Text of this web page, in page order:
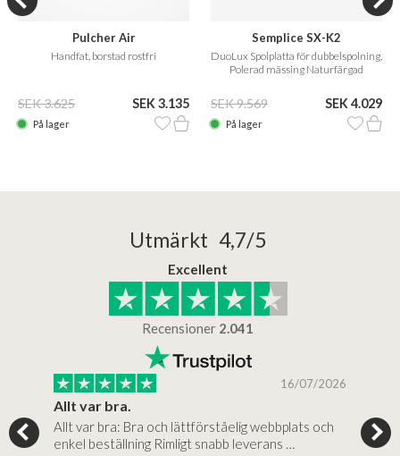
Pulcher Air
Handfat, borstad rostfri
SEK 3.625 SEK 3.135
På lager
Semplice SX-K2
DuoLux Spolplatta för dubbelspolning,
Polerad mässing Naturfärgad
SEK 9.569 SEK 4.029
På lager
Utmärkt 4,7/5
Excellent
Recensioner 2.041
16/07/2026
Allt var bra.
Allt var bra: Bra och lättförståelig webbplats och
enkel beställning Rimligt snabb leverans …
Jag